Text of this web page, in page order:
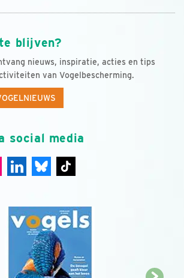
blijven?
nieuws, inspiratie, acties en tips
van Vogelbescherming.
social media